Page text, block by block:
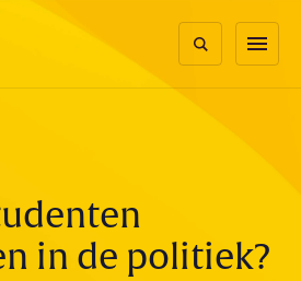
menu
in de politiek?